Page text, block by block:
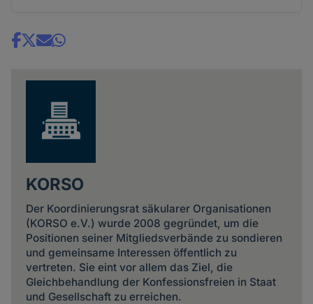
Share
KORSO
Der Koordinierungsrat säkularer Organisationen
(KORSO e.V.) wurde 2008 gegründet, um die
Positionen seiner Mitgliedsverbände zu sondieren
und gemeinsame Interessen öffentlich zu
vertreten. Sie eint vor allem das Ziel, die
Gleichbehandlung der Konfessionsfreien in Staat
und Gesellschaft zu erreichen.